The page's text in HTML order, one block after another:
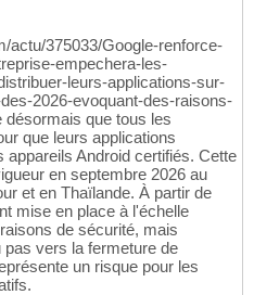
actu/375033/Google-renforce-
empechera-les-
leurs-applications-sur-
2026-evoquant-des-raisons-
désormais que tous les
que leurs applications
Android certifiés. Cette
en septembre 2026 au
et en Thaïlande. À partir de
mise en place à l'échelle
de sécurité, mais
vers la fermeture de
un risque pour les